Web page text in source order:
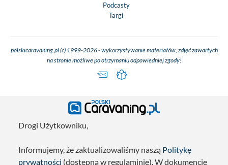
Podcasty
Targi
polskicaravaning.pl (c) 1999-2026 - wykorzystywanie materiałów, zdjęć zawartych
na stronie możliwe po otrzymaniu odpowiedniej zgody!
Drogi Użytkowniku,
Informujemy, że zaktualizowaliśmy naszą Politykę
prywatności (dostępną w regulaminie). W dokumencie